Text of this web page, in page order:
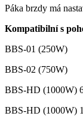
Páka brzdy má
Kompatibilní s
BBS-01 (250W)
BBS-02 (750W)
BBS-HD (1000W)
BBS-HD (1000W)